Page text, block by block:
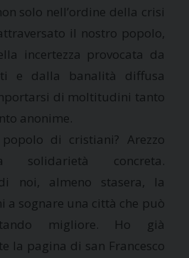
solo nell’ordine della crisi
il nostro popolo,
incertezza provocata da
e dalla banalità diffusa
di moltitudini tanto
anonime.
di cristiani? Arezzo
solidarietà concreta.
noi, almeno stasera, la
a sognare una città che può
migliore. Ho già
la pagina di san Francesco